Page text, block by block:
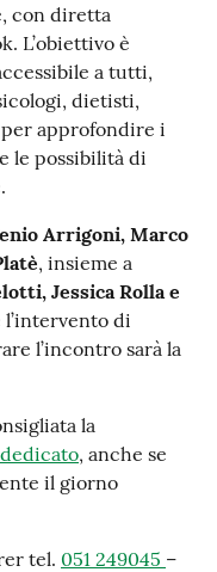
con diretta
L’obiettivo è
a tutti,
dietisti,
approfondire i
le possibilità di
Arrigoni, Marco
, insieme a
Jessica Rolla e
l’intervento di
l’incontro sarà la
la
, anche se
il giorno
tel. 051 249045 –